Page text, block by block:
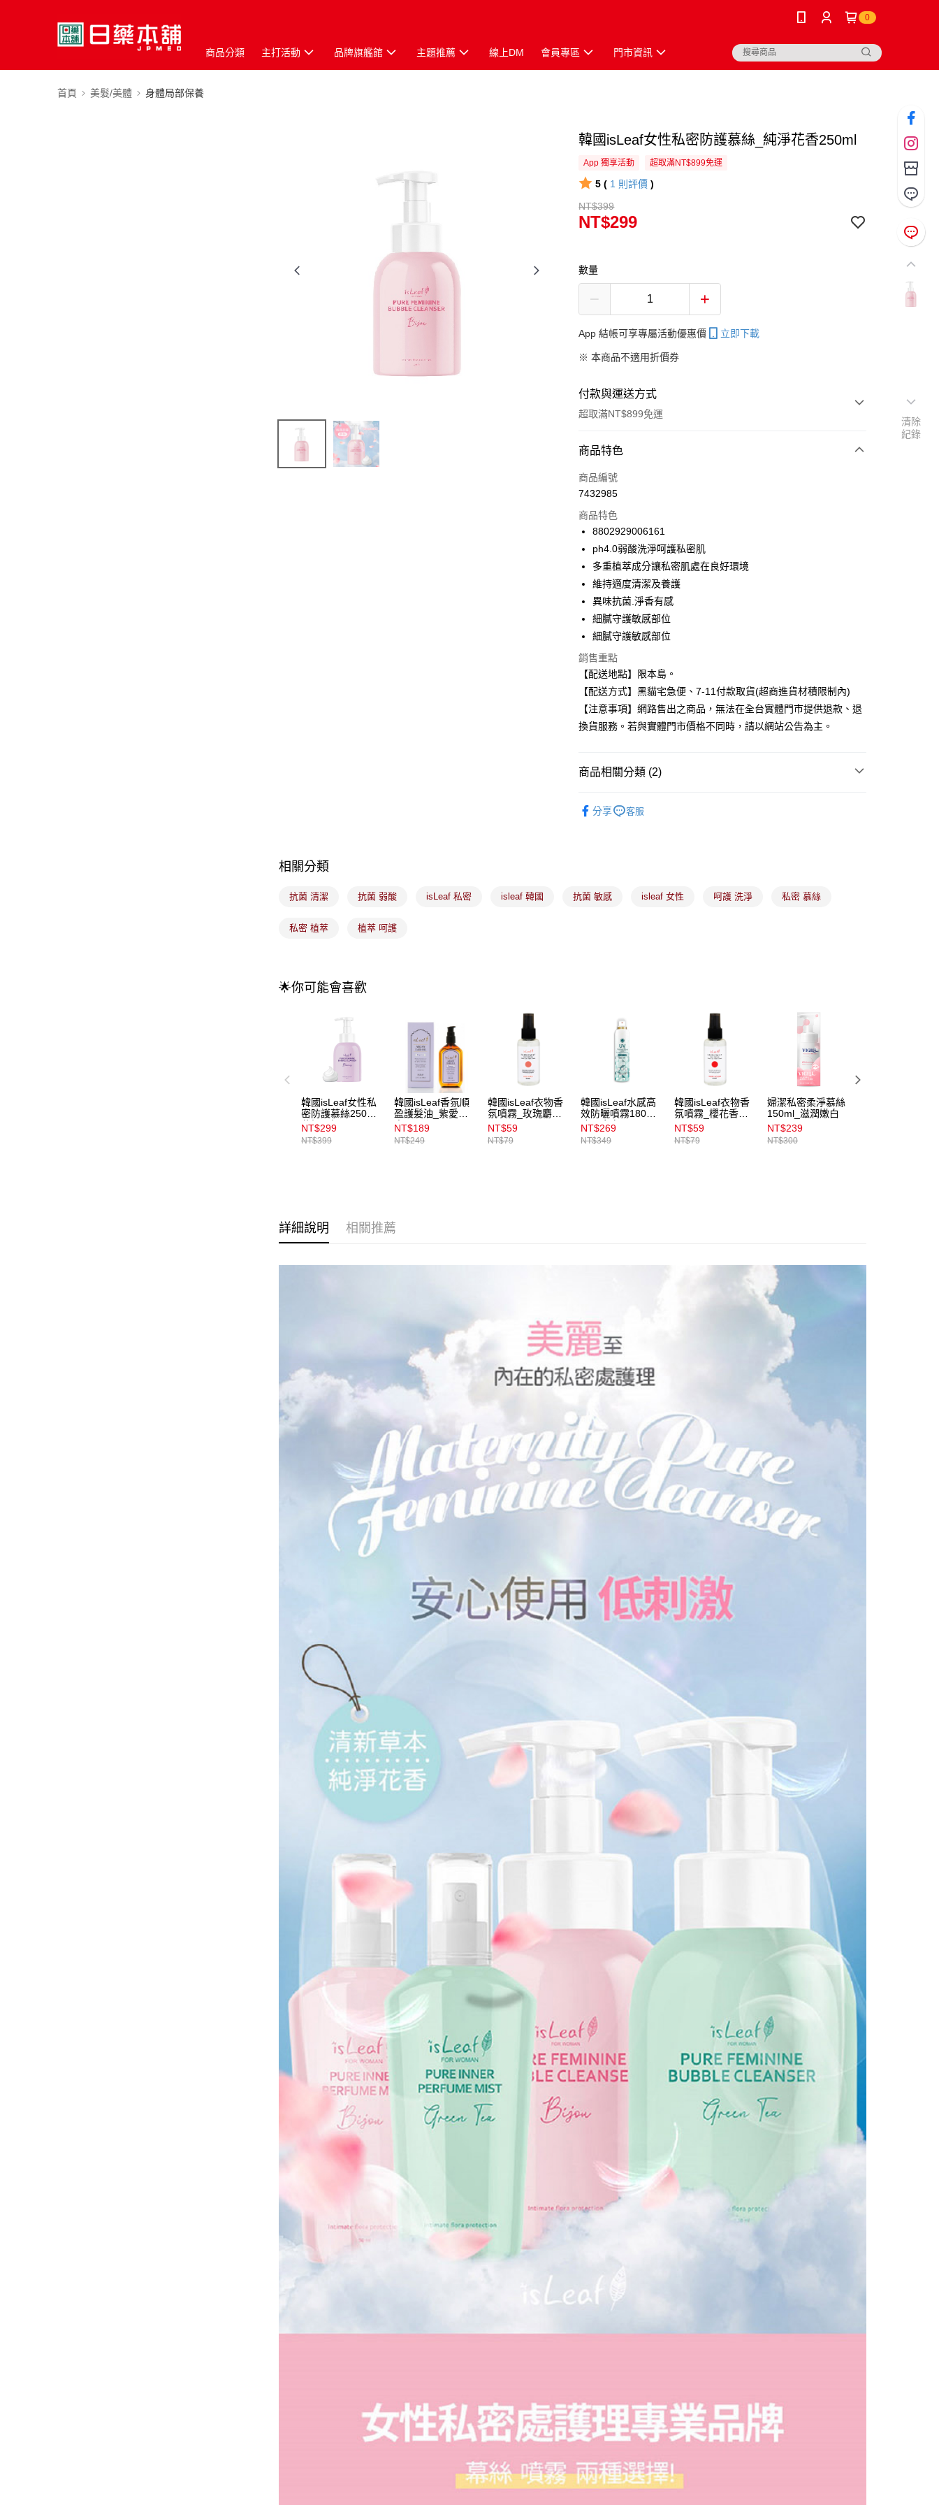
0
商品分類 主打活動 品牌旗艦館 主題推薦 線上DM 會員專區 門市資訊
首頁 美髮/美體 身體局部保養
韓國isLeaf女性私密防護慕絲_純淨花香250ml
App 獨享活動 超取滿NT$899免運
5 ( 1 則評價 )
NT$399
NT$299
數量
App 結帳可享專屬活動優惠價 立即下載
※ 本商品不適用折價券
付款與運送方式
超取滿NT$899免運
付款方式
信用卡一次付款
LINE Pay
Apple Pay
街口支付
悠遊付
Google Pay
全盈+PAY
大哥付你分期
相關說明
【大哥付你分期使用說明】
1.本服務由台灣大哥大提供，台灣大哥大用戶可立即使用無須另外申請。
3.實際核准額度、可分期數及費用金額請依後續交易確認頁面所載為準。
無法說明評估內容。
【注意事項】
ATM付款
運送方式
每筆NT$100，滿NT$899(含以上)免運費
每筆NT$100，滿NT$899(含以上)免運費
宅配(離島)
每筆NT$300，滿NT$3,000(含以上)免運費
付款後門市自取
每筆NT$100，滿NT$399(含以上)免運費
商品特色
商品編號
7432985
商品特色
8802929006161
ph4.0弱酸洗淨呵護私密肌
多重植萃成分讓私密肌處在良好環境
維持適度清潔及養護
異味抗菌.淨香有感
細膩守護敏感部位
細膩守護敏感部位
銷售重點
【配送地點】限本島。
【配送方式】黑貓宅急便、7-11付款取貨(超商進貨材積限制內)
【注意事項】網路售出之商品，無法在全台實體門市提供退款、退
換貨服務。若與實體門市價格不同時，請以網站公告為主。
商品相關分類 (2)
分享 客服
相關分類
抗菌 清潔 抗菌 弱酸 isLeaf 私密 isleaf 韓國 抗菌 敏感 isleaf 女性 呵護 洗淨 私密 慕絲
私密 植萃 植萃 呵護
🌟你可能會喜歡
韓國isLeaf女性私
密防護慕絲250ml_
花妍巧語
NT$299
NT$399
韓國isLeaf香氛順
盈護髮油_紫愛瑰
蜜100ml
NT$189
NT$249
韓國isLeaf衣物香
氛噴霧_玫瑰麝香
60ml
NT$59
NT$79
韓國isLeaf水感高
效防曬噴霧180ml_
冰霧亮白
NT$269
NT$349
韓國isLeaf衣物香
氛噴霧_櫻花香
60ml
NT$59
NT$79
婦潔私密柔淨慕絲
150ml_滋潤嫩白
NT$239
NT$300
詳細說明 相關推薦
清除
紀錄